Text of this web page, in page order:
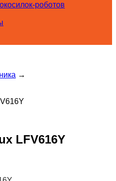
роботов
→
LFV616Y